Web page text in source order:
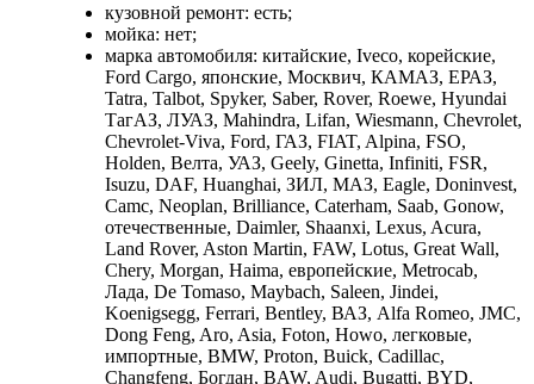
кузовной ремонт: есть;
мойка: нет;
марка автомобиля: китайские, Iveco, корейские,
Ford Cargo, японские, Москвич, КАМАЗ, ЕРАЗ,
Tatra, Talbot, Spyker, Saber, Rover, Roewe, Hyundai
ТагАЗ, ЛУАЗ, Mahindra, Lifan, Wiesmann, Chevrolet,
Chevrolet-Viva, Ford, ГАЗ, FIAT, Alpina, FSO,
Holden, Велта, УАЗ, Geely, Ginetta, Infiniti, FSR,
Isuzu, DAF, Huanghai, ЗИЛ, МАЗ, Eagle, Doninvest,
Camc, Neoplan, Brilliance, Caterham, Saab, Gonow,
отечественные, Daimler, Shaanxi, Lexus, Acura,
Land Rover, Aston Martin, FAW, Lotus, Great Wall,
Chery, Morgan, Haima, европейские, Metrocab,
Лада, De Tomaso, Maybach, Saleen, Jindei,
Koenigsegg, Ferrari, Bentley, ВАЗ, Alfa Romeo, JMC,
Dong Feng, Aro, Asia, Foton, Howo, легковые,
импортные, BMW, Proton, Buick, Cadillac,
Changfeng, Богдан, BAW, Audi, Bugatti, BYD,